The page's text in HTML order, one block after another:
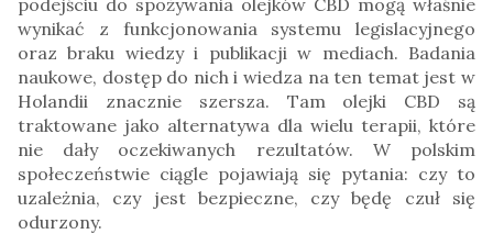
wynikać z funkcjonowania systemu legislacyjnego
oraz braku wiedzy i publikacji w mediach. Badania
naukowe, dostęp do nich i wiedza na ten temat jest w
Holandii znacznie szersza. Tam olejki CBD są
traktowane jako alternatywa dla wielu terapii, które
nie dały oczekiwanych rezultatów. W polskim
społeczeństwie ciągle pojawiają się pytania: czy to
uzależnia, czy jest bezpieczne, czy będę czuł się
odurzony.